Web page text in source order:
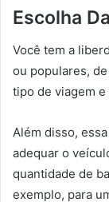
Escolha
Você tem a
ou populares,
tipo de viagem
Além disso,
adequar o
quantidade de
exemplo, para